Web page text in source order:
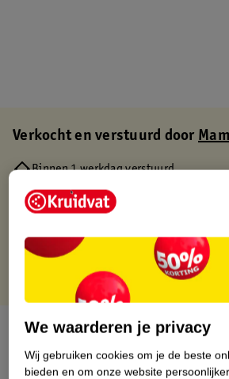
Verkocht en verstuurd door
Binnen 1 werkdag verstuurd
Gratis thuisbezorgd
Gratis retourneren via verkooppartner.
Over dit product
Productinformatie
We waarderen je privacy
Wij gebruiken cookies om je de beste
bieden en om onze website